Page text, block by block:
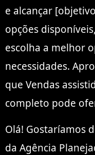
e alcançar
opções
escolha a melhor
necessidades.
que Vendas
completo pode
Olá! Gostaríamos
da Agência